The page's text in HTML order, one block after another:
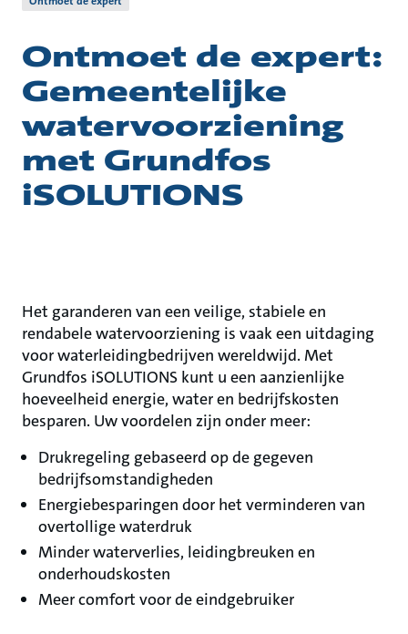
Ontmoet de expert:
Gemeentelijke
watervoorziening
met Grundfos
iSOLUTIONS
Het garanderen van een veilige, stabiele en
rendabele watervoorziening is vaak een uitdaging
voor waterleidingbedrijven wereldwijd. Met
Grundfos iSOLUTIONS kunt u een aanzienlijke
hoeveelheid energie, water en bedrijfskosten
besparen. Uw voordelen zijn onder meer:
Drukregeling gebaseerd op de gegeven
bedrijfsomstandigheden
Energiebesparingen door het verminderen van
overtollige waterdruk
Minder waterverlies, leidingbreuken en
onderhoudskosten
Meer comfort voor de eindgebruiker